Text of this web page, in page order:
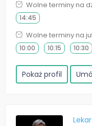
Wolne terminy na
14:45
Wolne terminy na
10:00 10:15 10:30
Pokaż profil